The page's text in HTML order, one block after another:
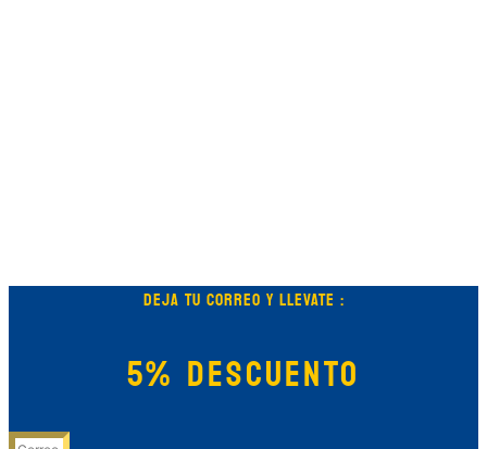
DEJA TU CORREO Y LLEVATE :
5% DESCUENTO